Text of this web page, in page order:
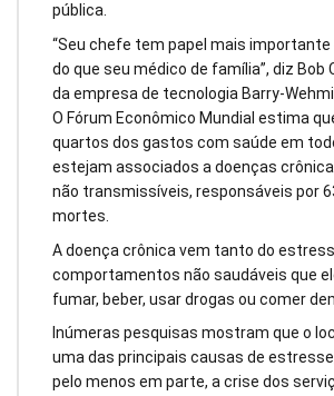
pública.
“Seu chefe tem papel mais importante
do que seu médico de família”, diz Bob
da empresa de tecnologia Barry-
O Fórum Econômico Mundial estima
quartos dos gastos com saúde em
estejam associados a doenças
não transmissíveis, responsáveis por
mortes.
A doença crônica vem tanto do
comportamentos não saudáveis que
fumar, beber, usar drogas ou comer
Inúmeras pesquisas mostram que o
uma das principais causas de
pelo menos em parte, a crise dos